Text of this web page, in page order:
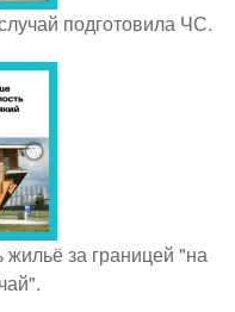
подготовила ЧС.
жильё за границей "на